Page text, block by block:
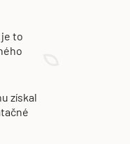
to
získal